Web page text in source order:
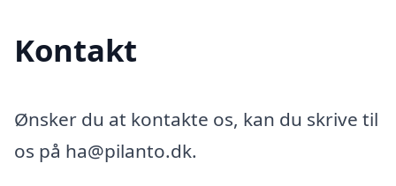
Kontakt
Ønsker du at kontakte os, kan du skrive til
os på ha@pilanto.dk.